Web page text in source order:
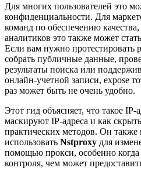
Для многих пользователей это
конфиденциальности. Для
команд по обеспечению
аналитиков это также может
Если вам нужно протестировать
собрать публичные данные,
результаты поиска или
онлайн-учетной записи, expose
раз может быть не очень удобно.
Этот гид объясняет, что такое
маскируют IP-адреса и как
практических методов. Он также
использовать Nstproxy для
помощью прокси, особенно
контроля, чем может